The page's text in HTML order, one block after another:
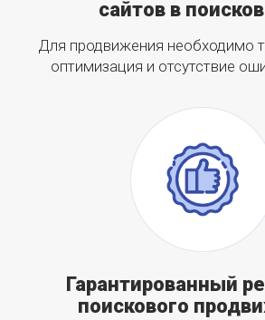
сайтов в
Для продвижения необходимо
оптимизация и отсутствие
Гарантированный
поискового